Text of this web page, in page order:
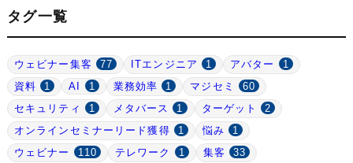
タグ一覧
ウェビナー集客 77 ITエンジニア 1 アバター
1
資料
1 AI 1 業務効率 1 マジセミ
60
セキュリティ
1 メタバース 1 ターゲット
2
オンラインセミナーリード獲得
1 悩み
1
ウェビナー
110 テレワーク 1 集客
33